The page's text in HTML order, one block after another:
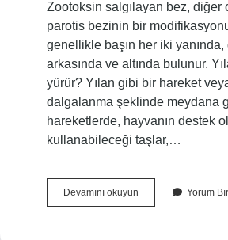
Zootoksin salgılayan bez, diğer
parotis bezinin bir
genellikle başın her iki
arkasında ve altında bulunur.
yürür? Yılan gibi bir hareket
dalgalanma şeklinde meydana
hareketlerde, hayvanın destek
kullanabileceği taşlar,…
Devamını okuyunYılanın
Kalbi
Yorum